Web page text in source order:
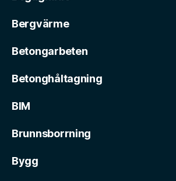
Bergvärme
Betongarbeten
Betonghåltagning
BIM
Brunnsborrning
Bygg